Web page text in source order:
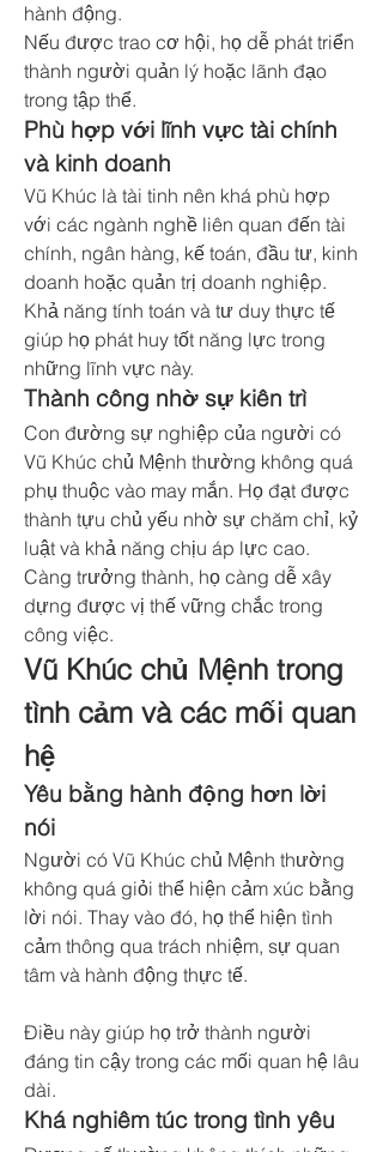
hành động.
Nếu được trao cơ hội, họ dễ phát triển
thành người quản lý hoặc lãnh đạo
trong tập thể.
Phù hợp với lĩnh vực tài chính
và kinh doanh
Vũ Khúc là tài tinh nên khá phù hợp
với các ngành nghề liên quan đến tài
chính, ngân hàng, kế toán, đầu tư, kinh
doanh hoặc quản trị doanh nghiệp.
Khả năng tính toán và tư duy thực tế
giúp họ phát huy tốt năng lực trong
những lĩnh vực này.
Thành công nhờ sự kiên trì
Con đường sự nghiệp của người có
Vũ Khúc chủ Mệnh thường không quá
phụ thuộc vào may mắn. Họ đạt được
thành tựu chủ yếu nhờ sự chăm chỉ, kỷ
luật và khả năng chịu áp lực cao.
Càng trưởng thành, họ càng dễ xây
dựng được vị thế vững chắc trong
công việc.
Vũ Khúc chủ Mệnh trong
tình cảm và các mối quan
hệ
Yêu bằng hành động hơn lời
nói
Người có Vũ Khúc chủ Mệnh thường
không quá giỏi thể hiện cảm xúc bằng
lời nói. Thay vào đó, họ thể hiện tình
cảm thông qua trách nhiệm, sự quan
tâm và hành động thực tế.
Điều này giúp họ trở thành người
đáng tin cậy trong các mối quan hệ lâu
dài.
Khá nghiêm túc trong tình yêu